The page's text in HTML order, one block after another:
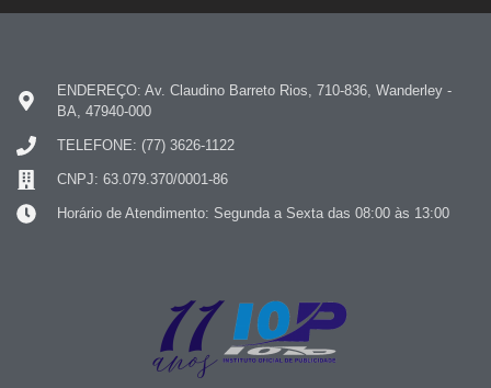
ENDEREÇO: Av. Claudino Barreto Rios, 710-836, Wanderley -
BA, 47940-000
TELEFONE: (77) 3626-1122
CNPJ: 63.079.370/0001-86
Horário de Atendimento: Segunda a Sexta das 08:00 às 13:00